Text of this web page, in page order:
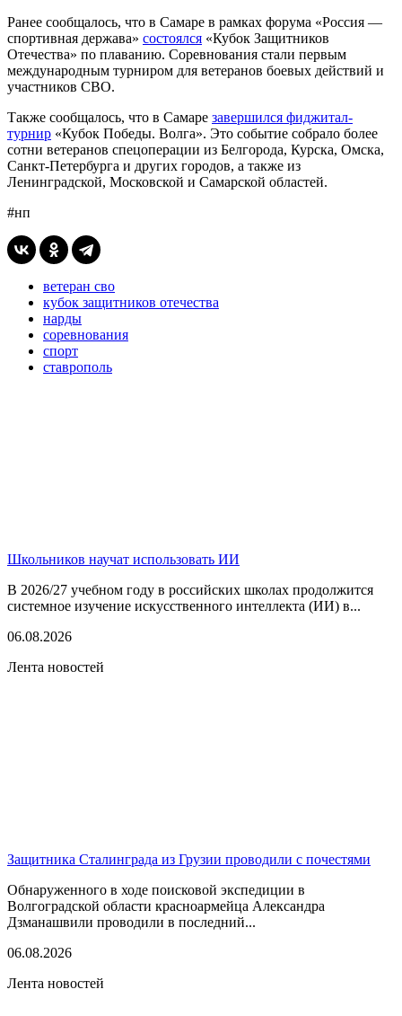
Ранее сообщалось, что в Самаре в рамках форума «Россия —
спортивная держава» состоялся «Кубок Защитников
Отечества» по плаванию. Соревнования стали первым
международным турниром для ветеранов боевых действий и
участников СВО.
Также сообщалось, что в Самаре завершился фиджитал-
турнир «Кубок Победы. Волга». Это событие собрало более
сотни ветеранов спецоперации из Белгорода, Курска, Омска,
Санкт-Петербурга и других городов, а также из
Ленинградской, Московской и Самарской областей.
#нп
ветеран сво
кубок защитников отечества
нарды
соревнования
спорт
ставрополь
Школьников научат использовать ИИ
В 2026/27 учебном году в российских школах продолжится
системное изучение искусственного интеллекта (ИИ) в...
06.08.2026
Лента новостей
Защитника Сталинграда из Грузии проводили с почестями
Обнаруженного в ходе поисковой экспедиции в
Волгоградской области красноармейца Александра
Дзманашвили проводили в последний...
06.08.2026
Лента новостей